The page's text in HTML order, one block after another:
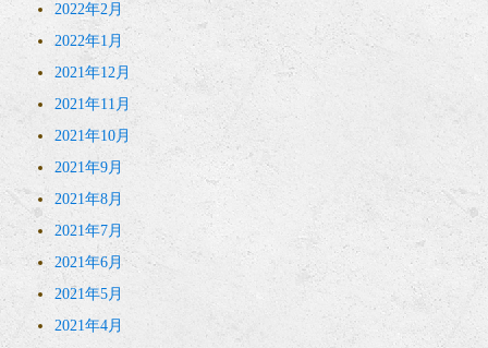
2022年2月
2022年1月
2021年12月
2021年11月
2021年10月
2021年9月
2021年8月
2021年7月
2021年6月
2021年5月
2021年4月